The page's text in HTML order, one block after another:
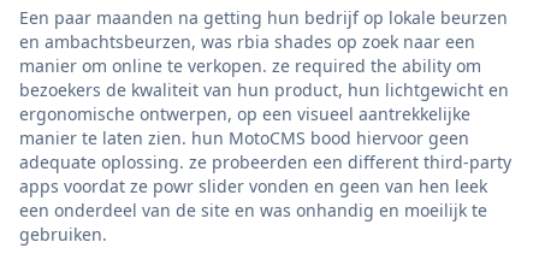
Een paar maanden na getting hun bedrijf op lokale beurzen
en ambachtsbeurzen, was rbia shades op zoek naar een
manier om online te verkopen. ze required the ability om
bezoekers de kwaliteit van hun product, hun lichtgewicht en
ergonomische ontwerpen, op een visueel aantrekkelijke
manier te laten zien. hun MotoCMS bood hiervoor geen
adequate oplossing. ze probeerden een different third-party
apps voordat ze powr slider vonden en geen van hen leek
een onderdeel van de site en was onhandig en moeilijk te
gebruiken.